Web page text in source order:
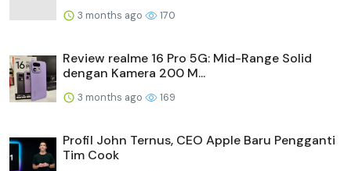
3 months ago 170
Review realme 16 Pro 5G: Mid-Range Solid
dengan Kamera 200 M...
3 months ago 169
Profil John Ternus, CEO Apple Baru Pengganti
Tim Cook